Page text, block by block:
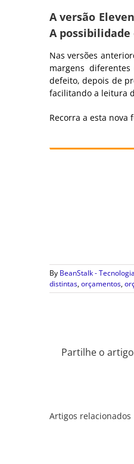
A versão
A
Nas versões
margens
defeito, depois de
facilitando a leitura
Recorra a esta
By BeanStalk -
distintas,orçamentos,
Partilhe o
Artigos relacionados